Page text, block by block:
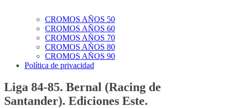
CROMOS AÑOS 50
CROMOS AÑOS 60
CROMOS AÑOS 70
CROMOS AÑOS 80
CROMOS AÑOS 90
Política de privacidad
Liga 84-85. Bernal (Racing de
Santander). Ediciones Este.